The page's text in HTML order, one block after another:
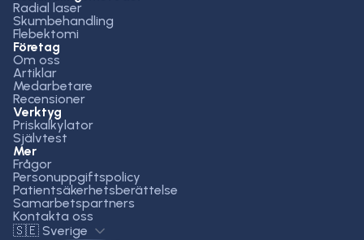
Radial laser
Skumbehandling
Flebektomi
Företag
Om oss
Artiklar
Medarbetare
Recensioner
Verktyg
Priskalkylator
Självtest
Mer
Frågor
Personuppgiftspolicy
Patientsäkerhetsberättelse
Samarbetspartners
Kontakta oss
🇸🇪 Sverige